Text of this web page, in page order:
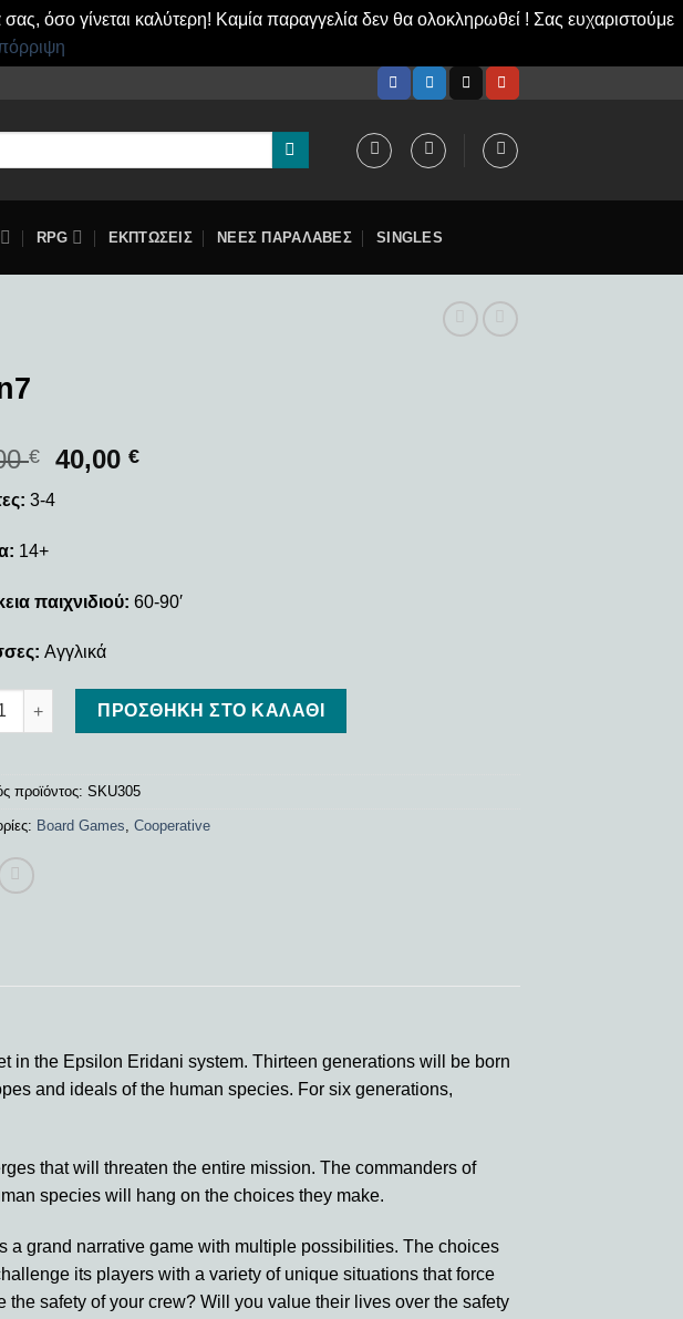
όσο γίνεται καλύτερη! Καμία παραγγελία δεν θα ολοκληρωθεί ! Σας ευχαριστούμε
RPG ΕΚΠΤΩΣΕΙΣ ΝΕΕΣ ΠΑΡΑΛΑΒΕΣ SINGLES
€ 40,00€
3-4
14+
παιχνιδιού: 60-90′
Αγγλικά
ΠΡΟΣΘΉΚΗ ΣΤΟ ΚΑΛΆΘΙ
προϊόντος: SKU305
Board Games, Cooperative
in the Epsilon Eridani system. Thirteen generations will be born
and ideals of the human species. For six generations,
that will threaten the entire mission. The commanders of
species will hang on the choices they make.
a grand narrative game with multiple possibilities. The choices
its players with a variety of unique situations that force
safety of your crew? Will you value their lives over the safety